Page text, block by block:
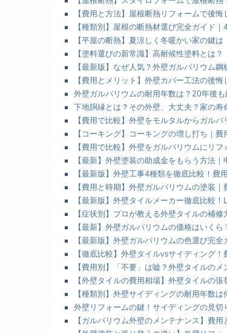
【費用と方法】屋根断熱リフォームで後
【種類別】屋根の断熱材選び完全ガイド
【平屋の断熱】夏涼しく冬暖かい家の鍵
【塗料選びの新常識】高耐候性塗料とは
【最新版】なぜ人気？外壁ガルバリウム
【費用とメリット】外壁カバー工法の後
外壁ガルバリウムの耐用年数は？20年後
下地胴縁とは？その外壁、大丈夫？家の
【費用で比較】外壁をモルタルからガル
【コーキング】コーキングの増し打ち｜
【費用で比較】外壁をガルバリウムにリ
【最新】外壁塗装の助成金をもらう方法
【最新版】外壁工事4種類を徹底比較！
【費用と時期】外壁ガルバリウムの塗装
【最新版】外壁タイルメーカー徹底比較
【症状別】プロが教える外壁タイルの補
【最新】外壁ガルバリウムの価格はいく
【最新版】外壁ガルバリウムの色選び完
【徹底比較】外壁タイルvsサイディング
【費用別】「不要」は嘘？外壁タイルの
【外壁タイルの費用相場】外壁タイルの
【種類別】外壁サイディングの耐用年数
外壁リフォームの鍵！サイディングの見
【ガルバリウム外壁のメンテナンス】費